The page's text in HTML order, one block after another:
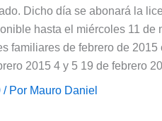
Dicho día se abonará la
hasta el miércoles 11 de
familiares de febrero de
2015 4 y 5 19 de febrero
/ Por Mauro Daniel